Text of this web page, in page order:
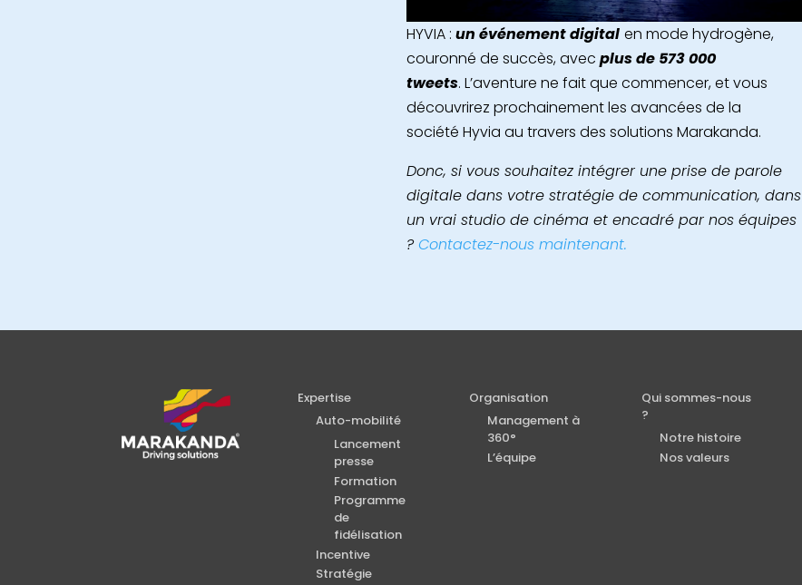
HYVIA : un événement digital en mode hydrogène,
couronné de succès, avec plus de 573 000
tweets. L’aventure ne fait que commencer, et vous
découvrirez prochainement les avancées de la
société Hyvia au travers des solutions Marakanda.
Donc, si vous souhaitez intégrer une prise de parole
digitale dans votre stratégie de communication, dans
un vrai studio de cinéma et encadré par nos équipes
? Contactez-nous maintenant.
Expertise
Auto-mobilité
Lancement
presse
Formation
Programme
de
fidélisation
Incentive
Stratégie
Organisation
Management à
360°
L’équipe
Qui sommes-nous
?
Notre histoire
Nos valeurs